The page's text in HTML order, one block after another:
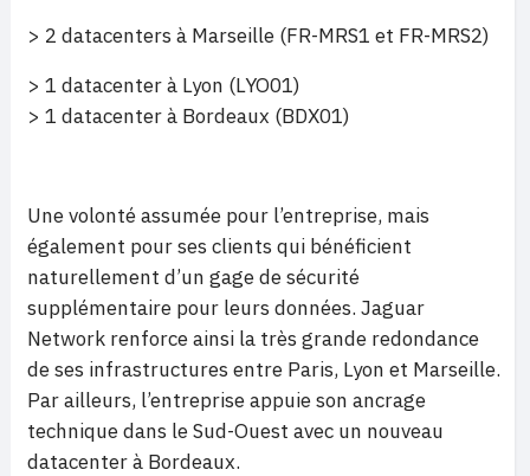
> 2 datacenters à Marseille (FR-MRS1 et FR-MRS2)
> 1 datacenter à Lyon (LYO01)
> 1 datacenter à Bordeaux (BDX01)
Une volonté assumée pour l’entreprise, mais
également pour ses clients qui bénéficient
naturellement d’un gage de sécurité
supplémentaire pour leurs données. Jaguar
Network renforce ainsi la très grande redondance
de ses infrastructures entre Paris, Lyon et Marseille.
Par ailleurs, l’entreprise appuie son ancrage
technique dans le Sud-Ouest avec un nouveau
datacenter à Bordeaux.